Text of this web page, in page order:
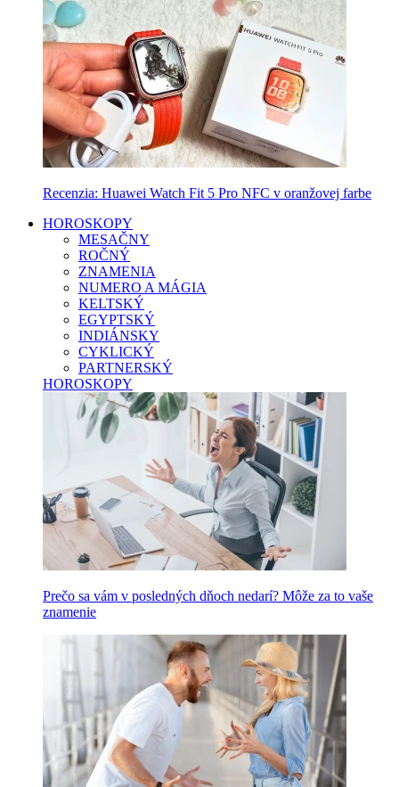
Recenzia: Huawei Watch Fit 5 Pro NFC v oranžovej farbe
HOROSKOPY
MESAČNY
ROČNÝ
ZNAMENIA
NUMERO A MÁGIA
KELTSKÝ
EGYPTSKÝ
INDIÁNSKY
CYKLICKÝ
PARTNERSKÝ
HOROSKOPY
Prečo sa vám v posledných dňoch nedarí? Môže za to vaše
znamenie